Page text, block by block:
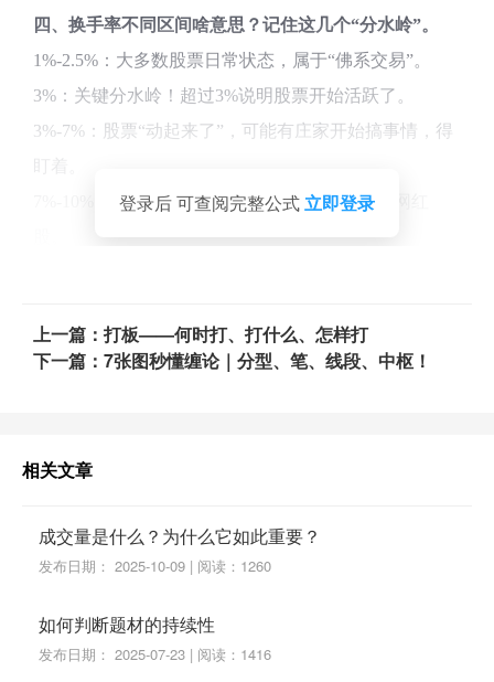
四、换手率不同区间啥意思？记住这几个“分水岭”。
1%-2.5%：大多数股票日常状态，属于“佛系交易”。
3%：关键分水岭！超过3%说明股票开始活跃了。
3%-7%：股票“动起来了”，可能有庄家开始搞事情，得
7%-10%：强势股特征，市场关注度高，像热门网红
15%以上：连续几天这么高？小心，可能是匹“黑马”要
第一个是看换手率区间去选择活跃的个股。
放大，一般前后K线的换手率不会出现极端的放量换
手，而当某一天高位出现天量换手，极可能意味着阶段
登录后 可查阅完整公式 立即登录
上一篇：打板——何时打、打什么、怎样打
下一篇：7张图秒懂缠论｜分型、笔、线段、中枢！
相关文章
成交量是什么？为什么它如此重要？
发布日期： 2025-10-09 | 阅读：1260
如何判断题材的持续性
发布日期： 2025-07-23 | 阅读：1416